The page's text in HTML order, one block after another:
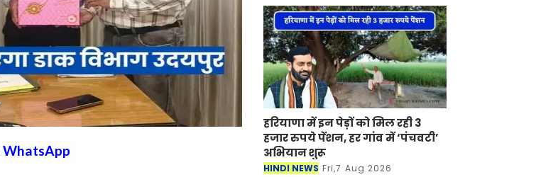
WhatsApp
के सभी प्रधान डा
हरियाणा में इन पेड़ों को मिल रही 3
हजार रुपये पेंशन, हर गांव में ‘पंचवटी’
अभियान शुरू
HINDI NEWS Fri,7 Aug 2026